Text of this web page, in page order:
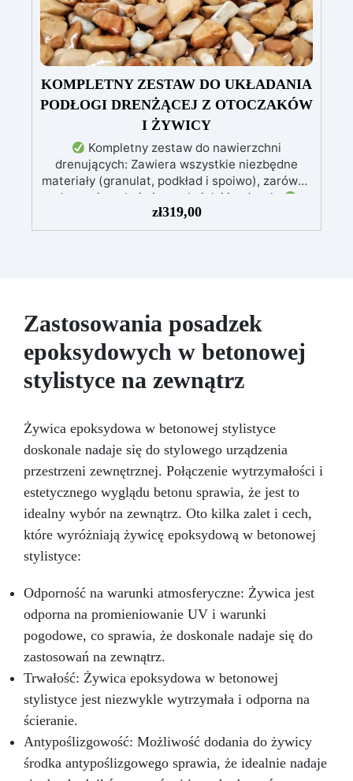
KOMPLETNY ZESTAW DO UKŁADANIA
PODŁOGI DRENŻĄCEJ Z OTOCZAKÓW
I ŻYWICY
Kompletny zestaw do nawierzchni
drenujących: Zawiera wszystkie niezbędne
materiały (granulat, podkład i spoiwo), zarówno
do powierzchni pieszych, jak i jezdnych.
Łatwy w aplikacji: Szczegółowe instrukcje
zapewniają doskonałe rezultaty, nawet bez
naprawczych, w zaledwie 24 godziny.
Wszechstronny i personalizowany: Nadaje się
do betonu, cementu, starych nawierzchni i
ziemi utwardzonej (po wcześniejszej
konsultacji).
Żywice odporne na upływ
czasu: Nowoczesne żywice gwarantują
przez wiele lat.
zł319,00
Zastosowania posadzek
epoksydowych w betonowej
stylistyce na zewnątrz
Żywica epoksydowa w betonowej stylistyce
doskonale nadaje się do stylowego urządzenia
przestrzeni zewnętrznej. Połączenie wytrzymałości i
estetycznego wyglądu betonu sprawia, że jest to
idealny wybór na zewnątrz. Oto kilka zalet i cech,
które wyróżniają żywicę epoksydową w betonowej
stylistyce:
Odporność na warunki atmosferyczne: Żywica jest
odporna na promieniowanie UV i warunki
pogodowe, co sprawia, że doskonale nadaje się do
zastosowań na zewnątrz.
Trwałość: Żywica epoksydowa w betonowej
stylistyce jest niezwykle wytrzymała i odporna na
ścieranie.
Antypoślizgowość: Możliwość dodania do żywicy
środka antypoślizgowego sprawia, że idealnie nadaje